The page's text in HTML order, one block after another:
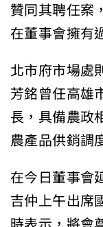
贊同其聘任
在董事會擁有
北市府市場
芳銘曾任高
長，具備農
農產品供銷調
在今日董事
吉仲上午出